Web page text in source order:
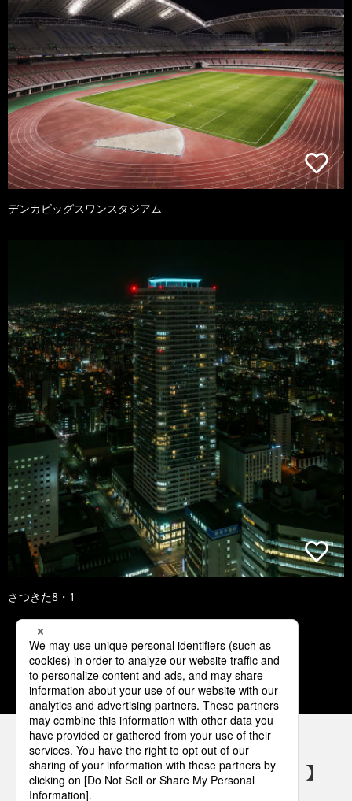
デンカビッグスワンスタジアム
さつきた8・1
1 2 3 4 5
パナソニックの電気設備 SNSアカウント